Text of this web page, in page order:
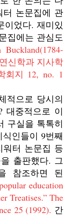
터 논문집에 관
이었다. 재미있
집에는 관심도
신학과 지사학
회지 12, no. 1
적으로 당시의
대중적으로 이
구실을 톡톡히
인들이 9번째
워터 논문집 등
출판했다. 그
참조하면 된
education
Treatises.” The
25 (1992). 간